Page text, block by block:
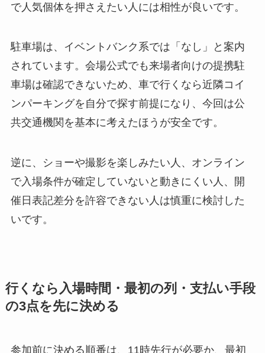
で人気個体を押さえたい人には相性が良いです。
駐車場は、イベントバンク系では「なし」と案内
されています。会場公式でも来場者向けの提携駐
車場は確認できないため、車で行くなら近隣コイ
ンパーキングを自分で探す前提になり、今回は公
共交通機関を基本に考えたほうが安全です。
逆に、ショーや撮影を楽しみたい人、オンライン
で入場条件が確定していないと動きにくい人、開
催日表記差分を許容できない人は慎重に検討した
いです。
行くなら入場時間・最初の列・支払い手段
の3点を先に決める
参加前に決める順番は、11時先行が必要か、最初